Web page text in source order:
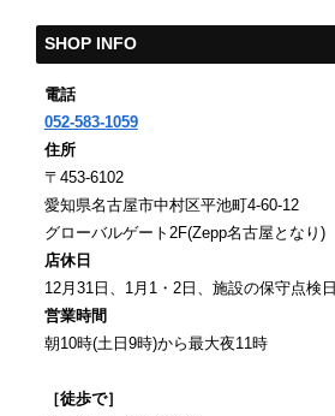
SHOP INFO
電話
052-583-1059
住所
〒453-6102
愛知県名古屋市中村区平池町4-60-12
グローバルゲート2F(Zepp名古屋となり)
店休日
12月31日、1月1・2日、施設の保守点検日
営業時間
朝10時(土日9時)から最大夜11時
［徒歩で］